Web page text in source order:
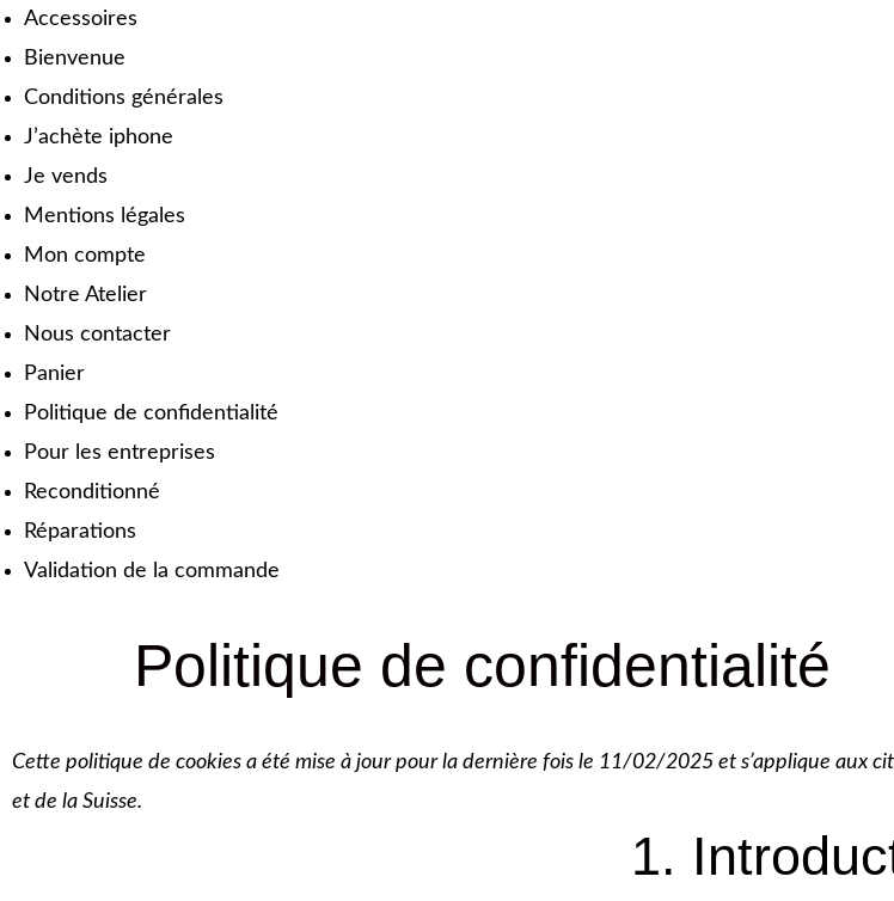
Accessoires
Bienvenue
Conditions générales
J’achète iphone
Je vends
Mentions légales
Mon compte
Notre Atelier
Nous contacter
Panier
Politique de confidentialité
Pour les entreprises
Reconditionné
Réparations
Validation de la commande
Politique de confidentialité
Cette politique de cookies a été mise à jour pour la dernière fois le 11/02/2025 et s’applique aux
et de la Suisse.
1.